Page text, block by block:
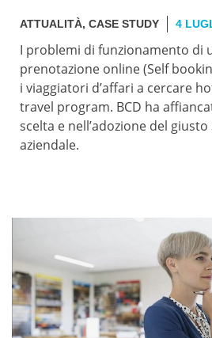
ATTUALITÀ, CASE STUDY 4
I problemi di funzionamento di
prenotazione online (Self
i viaggiatori d’affari a cercare
travel program. BCD ha
scelta e nell’adozione del
aziendale.